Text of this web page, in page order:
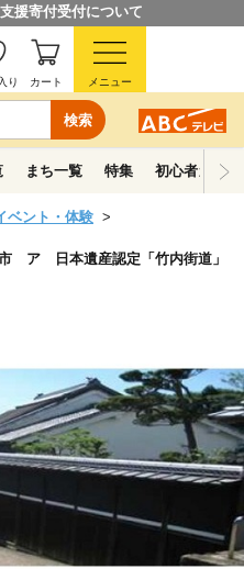
援寄付受付について
検索
り カート メニュー
まち一覧 特集 初心者ガイド
ベント・体験
ア 日本遺産認定「竹内街道」